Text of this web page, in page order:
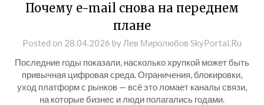
Почему e-mail снова на переднем
плане
Posted on 28.04.2026 by Лев Миролюбов SkyPortal.Ru
Последние годы показали, насколько хрупкой может быть
привычная цифровая среда. Ограничения, блокировки,
уход платформ с рынков — всё это ломает каналы связи,
на которые бизнес и люди полагались годами.